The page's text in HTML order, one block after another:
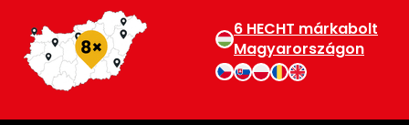
6 HECHT márkabolt
Magyarországon